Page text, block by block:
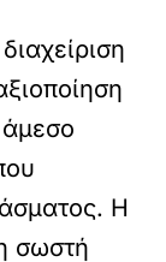
Η
σωστή